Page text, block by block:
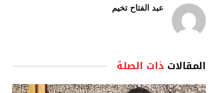
عبد الفتاح تخيم
المقالات ذات الصلة